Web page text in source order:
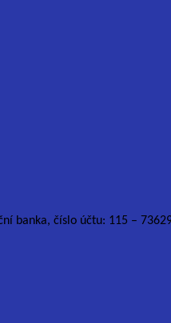
banka, číslo účtu: 115 –